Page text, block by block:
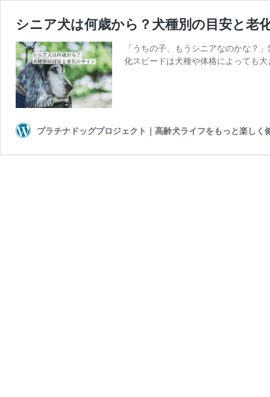
シニア犬は何歳から？犬種別の目安と老
「うちの子、もうシニアなのかな？
化スピードは犬種や体格によっても
プラチナドッグプロジェクト｜高齢犬ライフをもっと楽しく